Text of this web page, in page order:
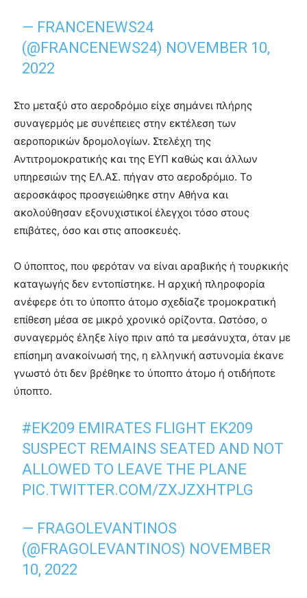
— FRANCENEWS24
(@FRANCENEWS24) NOVEMBER 10,
2022
Στο μεταξύ στο αεροδρόμιο είχε σημάνει πλήρης
συναγερμός με συνέπειες στην εκτέλεση των
αεροπορικών δρομολογίων. Στελέχη της
Αντιτρομοκρατικής και της ΕΥΠ καθώς και άλλων
υπηρεσιών της ΕΛ.ΑΣ. πήγαν στο αεροδρόμιο. Το
αεροσκάφος προσγειώθηκε στην Αθήνα και
ακολούθησαν εξονυχιστικοί έλεγχοι τόσο στους
επιβάτες, όσο και στις αποσκευές.
Ο ύποπτος, που φερόταν να είναι αραβικής ή τουρκικής
καταγωγής δεν εντοπίστηκε. Η αρχική πληροφορία
ανέφερε ότι το ύποπτο άτομο σχεδίαζε τρομοκρατική
επίθεση μέσα σε μικρό χρονικό ορίζοντα. Ωστόσο, ο
συναγερμός έληξε λίγο πριν από τα μεσάνυχτα, όταν με
επίσημη ανακοίνωσή της, η ελληνική αστυνομία έκανε
γνωστό ότι δεν βρέθηκε το ύποπτο άτομο ή οτιδήποτε
ύποπτο.
#EK209 EMIRATES FLIGHT EK209
SUSPECT REMAINS SEATED AND NOT
ALLOWED TO LEAVE THE PLANE
PIC.TWITTER.COM/ZXJZXHTPLG
— FRAGOLEVANTINOS
(@FRAGOLEVANTINOS) NOVEMBER
10, 2022